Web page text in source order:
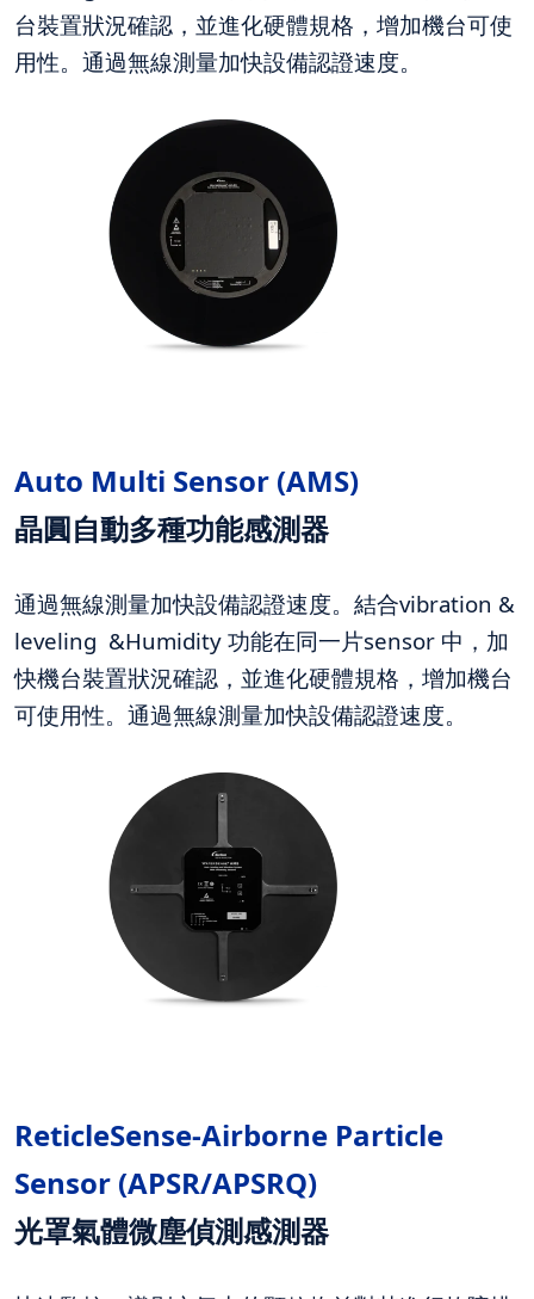
台裝置狀況確認，並進化硬體規格，增加機台可使
用性。通過無線測量加快設備認證速度。
Auto Multi Sensor (AMS)
晶圓自動多種功能感測器
通過無線測量加快設備認證速度。結合vibration &
leveling &Humidity 功能在同一片sensor 中，加
快機台裝置狀況確認，並進化硬體規格，增加機台
可使用性。通過無線測量加快設備認證速度。
ReticleSense-Airborne Particle
Sensor (APSR/APSRQ)
光罩氣體微塵偵測感測器